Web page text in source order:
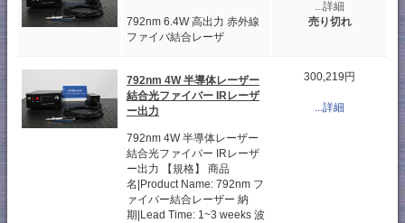
792nm 6.4W 高出力 赤外線
ファイバ結合レーザ
...詳細
売り切れ
792nm 4W 半導体レーザー
結合光ファイバー IRレーザ
ー出力
792nm 4W 半導体レーザー
結合光ファイバー IRレーザ
ー出力 【規格】 商品
名|Product Name: 792nm フ
ァイバー結合レーザー 納
期|Lead Time: 1~3 weeks 波
300,219円
...詳細